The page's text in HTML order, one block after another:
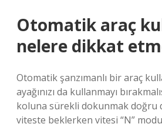
Otomatik araç
nelere dikkat
Otomatik şanzımanlı bir araç
ayağınızı da kullanmayı
koluna sürekli dokunmak doğru
viteste beklerken vitesi “N”